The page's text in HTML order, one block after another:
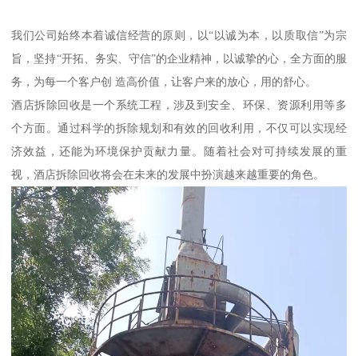
我们公司始终本着诚信经营的原则，以“以诚为本，以质取信”为宗
旨，坚持“开拓、务实、守信”的企业精神，以诚挚的心，全方面的服
务，为每一个客户创 造高价值，让客户来的放心，用的舒心。
酒店拆除回收是一个系统工程，涉及到安全、环保、资源利用等多
个方面。通过科学的拆除规划和有效的回收利用，不仅可以实现经
济效益，还能为环境保护贡献力量。随着社会对可持续发展的重
视，酒店拆除回收将会在未来的发展中扮演越来越重要的角色。